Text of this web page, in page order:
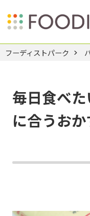
フーディストパーク
毎日食べ
に合うお